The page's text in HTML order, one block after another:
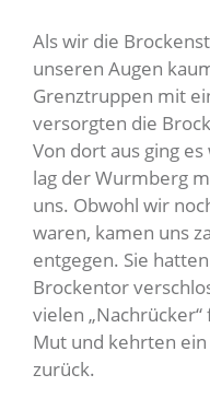
Als wir die
unseren Augen
Grenztruppen mit
versorgten die
Von dort aus ging
lag der Wurmberg
uns. Obwohl wir
waren, kamen uns
entgegen. Sie
Brockentor
vielen
Mut und kehrten
zurück.